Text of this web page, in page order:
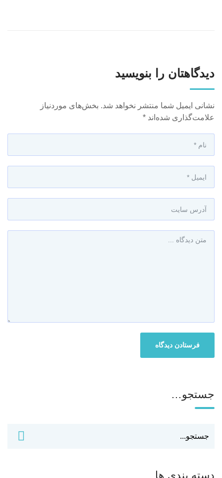
دیدگاهتان را بنویسید
نشانی ایمیل شما منتشر نخواهد شد. بخش‌های موردنیاز
علامت‌گذاری شده‌اند *
جستجو…
دسته بندی ها